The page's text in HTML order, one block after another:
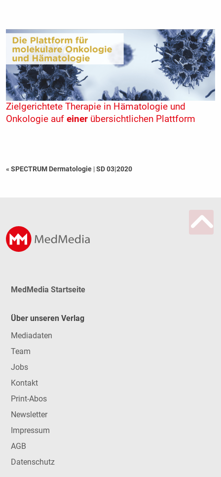
Zielgerichtete Therapie in Hämatologie und
Onkologie auf einerübersichtlichen Plattform
« SPECTRUM Dermatologie |SD 03|2020
MedMedia Startseite
Über unseren Verlag
Mediadaten
Team
Jobs
Kontakt
Print-Abos
Newsletter
Impressum
AGB
Datenschutz